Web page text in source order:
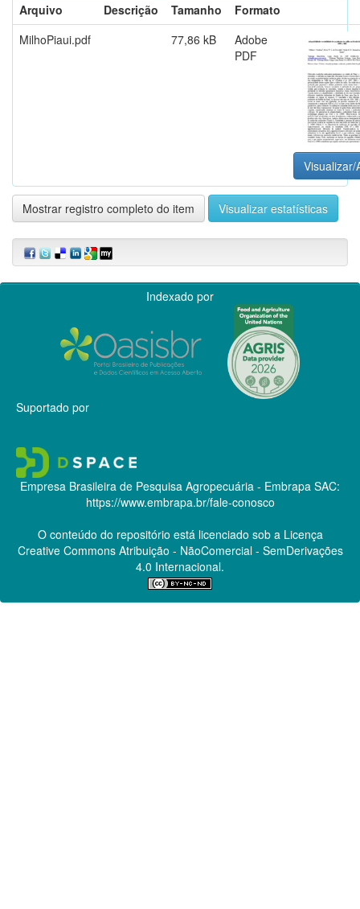
Arquivo
Descrição Tamanho
Formato
MilhoPiaui.pdf
77,86 kB
Adobe
PDF
Visualizar/
Mostrar registro completo do item Visualizar estatísticas
Indexado por
Suportado por
Empresa Brasileira de Pesquisa Agropecuária - Embrapa SAC:
https://www.embrapa.br/fale-conosco
O conteúdo do repositório está licenciado sob a Licença
Creative CommonsAtribuição - NãoComercial - SemDerivações
4.0 Internacional.